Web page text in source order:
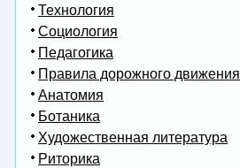
Технология
Социология
Педагогика
Правила дорожного движения
Анатомия
Ботаника
Художественная литература
Риторика